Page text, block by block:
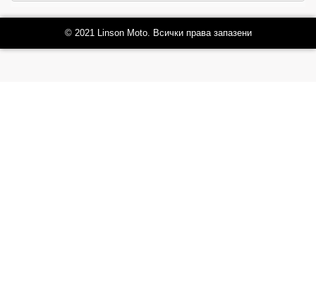
© 2021 Linson Moto. Всички права запазени